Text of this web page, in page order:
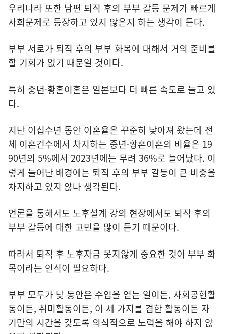
우리나라 또한 남편 퇴직 후의 부부 갈등 문제가 빠르게
사회문제로 등장하고 있지 않은지 하는 생각이 든다.
부부 서로가 퇴직 후의 부부 화목에 대해서 거의 준비를
할 기회가 없기 때문일 것이다.
특히 중년·황혼이혼은 일본보다 더 빠른 속도로 늘고 있
다.
지난 이십수년 동안 이혼율은 꾸준히 낮아져 왔는데 전
체 이혼건수에서 차지하는 중년·황혼이혼의 비율은 19
90년의 5%에서 2023년에는 무려 36%로 늘어났다. 이
렇게 늘어난 배경에는 퇴직 후의 부부 갈등이 큰 비중을
차지하고 있지 않나 생각된다.
언론을 통해서도 노후설계 강의 현장에서도 퇴직 후의
부부 갈등에 대한 고민을 많이 듣기 때문이다.
따라서 퇴직 후 노후자금 못지않게 중요한 것이 부부 화
목이라는 인식이 필요하다.
부부 모두가 낮 동안은 수입을 얻는 일이든, 사회공헌활
동이든, 취미활동이든, 이 세 가지를 겸한 활동이든 자
기만의 시간을 갖도록 의식적으로 노력을 해야 하지 않